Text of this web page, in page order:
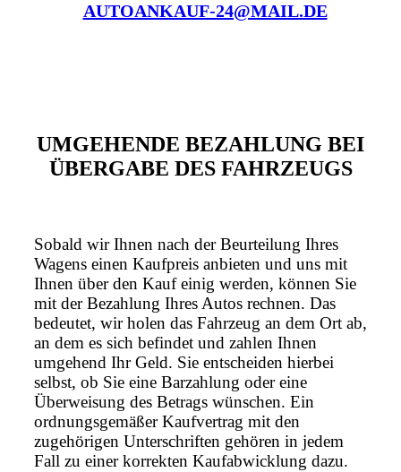
AUTOANKAUF-24@MAIL.DE
UMGEHENDE BEZAHLUNG BEI
ÜBERGABE DES FAHRZEUGS
Sobald wir Ihnen nach der Beurteilung Ihres
Wagens einen Kaufpreis anbieten und uns mit
Ihnen über den Kauf einig werden, können Sie
mit der Bezahlung Ihres Autos rechnen. Das
bedeutet, wir holen das Fahrzeug an dem Ort ab,
an dem es sich befindet und zahlen Ihnen
umgehend Ihr Geld. Sie entscheiden hierbei
selbst, ob Sie eine Barzahlung oder eine
Überweisung des Betrags wünschen. Ein
ordnungsgemäßer Kaufvertrag mit den
zugehörigen Unterschriften gehören in jedem
Fall zu einer korrekten Kaufabwicklung dazu.